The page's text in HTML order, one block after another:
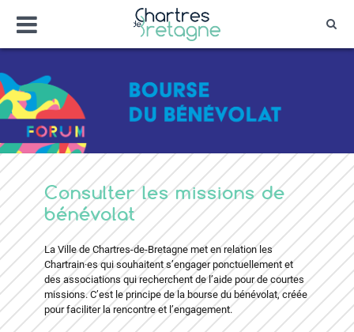
contenu
Menu
Bienvenue sur le site de la ville de
Ville Zéro phyto / 4 fleurs
Consulter les missions de
bénévolat
La Ville de Chartres-de-Bretagne met en relation les
Chartrain·es qui souhaitent s’engager ponctuellement et
des associations qui recherchent de l’aide pour de courtes
missions. C’est le principe de la bourse du bénévolat, créée
pour faciliter la rencontre et l’engagement.